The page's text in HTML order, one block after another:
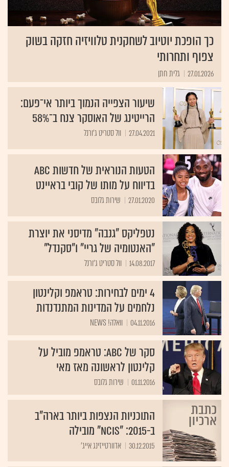
כך הופכת יוטיוב לשחקנית טלוויזיה חזקה בשוק
צפוף ותחרותי
27.01.2026 גלית חתן
שיעור הצפייה הנמוך ביותר אי־פעם:
הרייטינג של האוסקר צנח ב־58%
27.04.2021 וול סטריט ג'ורנל
הטעות הנוראית של חדשות ABC
בדיווח על מותו של קובי בראיינט
27.01.2020 שירות גלובס
נטפליקס "גנבה" מדיסני את יוצרת
"האנטומיה של גריי" ו"סקנדל"
14.08.2017 וול סטריט ג'ורנל
4 ימים לבחירות: טראמפ וקלינטון
נלחמים על המדינות המתנדנדות
04.11.2016 וואלה! NEWS
סקר של ABC: טראמפ מוביל על
קלינטון לראשונה מאז מאי
01.11.2016 שירות גלובס
התוכניות הנצפות ביותר בארה"ב
ב-2015: "NCIS" מובילה
30.12.2015 אדוורטייזינג אייג'